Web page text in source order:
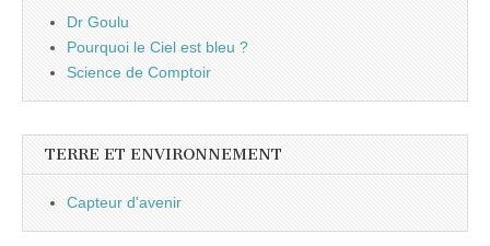
Dr Goulu
Pourquoi le Ciel est bleu ?
Science de Comptoir
TERRE ET ENVIRONNEMENT
Capteur d'avenir